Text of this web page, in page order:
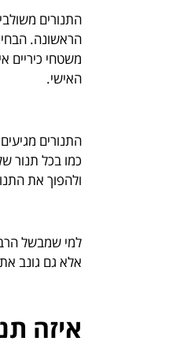
הראשונה.
משטחי כיריים
האישי.
ולהפוך את
למי שמבשל
אלא גם גונב
איזה